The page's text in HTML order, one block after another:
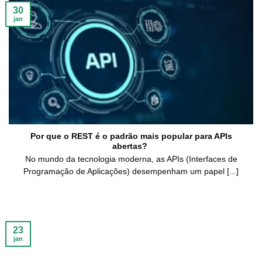
Por que o REST é o padrão mais popular para APIs
abertas?
No mundo da tecnologia moderna, as APIs (Interfaces de
Programação de Aplicações) desempenham um papel [...]
30
jan
23
jan